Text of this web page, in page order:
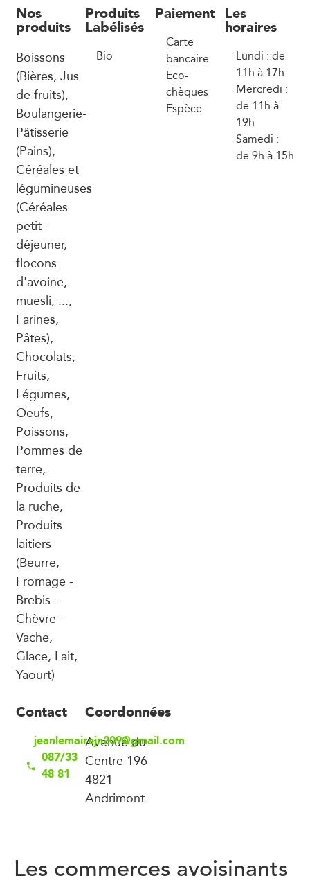
Nos
produits
Boissons
(Bières, Jus
de fruits),
Boulangerie-
Pâtisserie
(Pains),
Céréales et
légumineuses
(Céréales
petit-
déjeuner,
flocons
d'avoine,
muesli, ...,
Farines,
Pâtes),
Chocolats,
Fruits,
Légumes,
Oeufs,
Poissons,
Pommes de
terre,
Produits de
la ruche,
Produits
laitiers
(Beurre,
Fromage -
Brebis -
Chèvre -
Vache,
Glace, Lait,
Yaourt)
Produits
Labélisés
Bio
Paiement
Carte
bancaire
Eco-
chèques
Espèce
Les
horaires
Lundi : de
11h à 17h
Mercredi :
de 11h à
19h
Samedi :
de 9h à 15h
Contact
jeanlemairejn209@gmail.com
087/33
48 81
Coordonnées
Avenue du
Centre 196
4821
Andrimont
Les commerces avoisinants